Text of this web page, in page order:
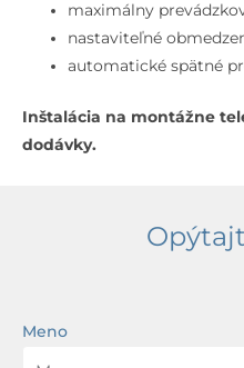
maximálny
nastaviteľné
automatické spätné
Inštalácia na montážne
dodávky.
Meno